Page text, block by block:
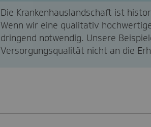
Die Krankenhauslandschaft ist
Wenn wir eine qualitativ
dringend notwendig. Unsere
Versorgungsqualität nicht an die